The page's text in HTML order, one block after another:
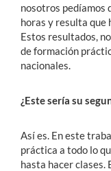
nosotros pedíamos
horas y resulta que
Estos resultados,
de formación
nacionales.
¿Este sería su
Así es. En este
práctica a todo lo
hasta hacer clases.